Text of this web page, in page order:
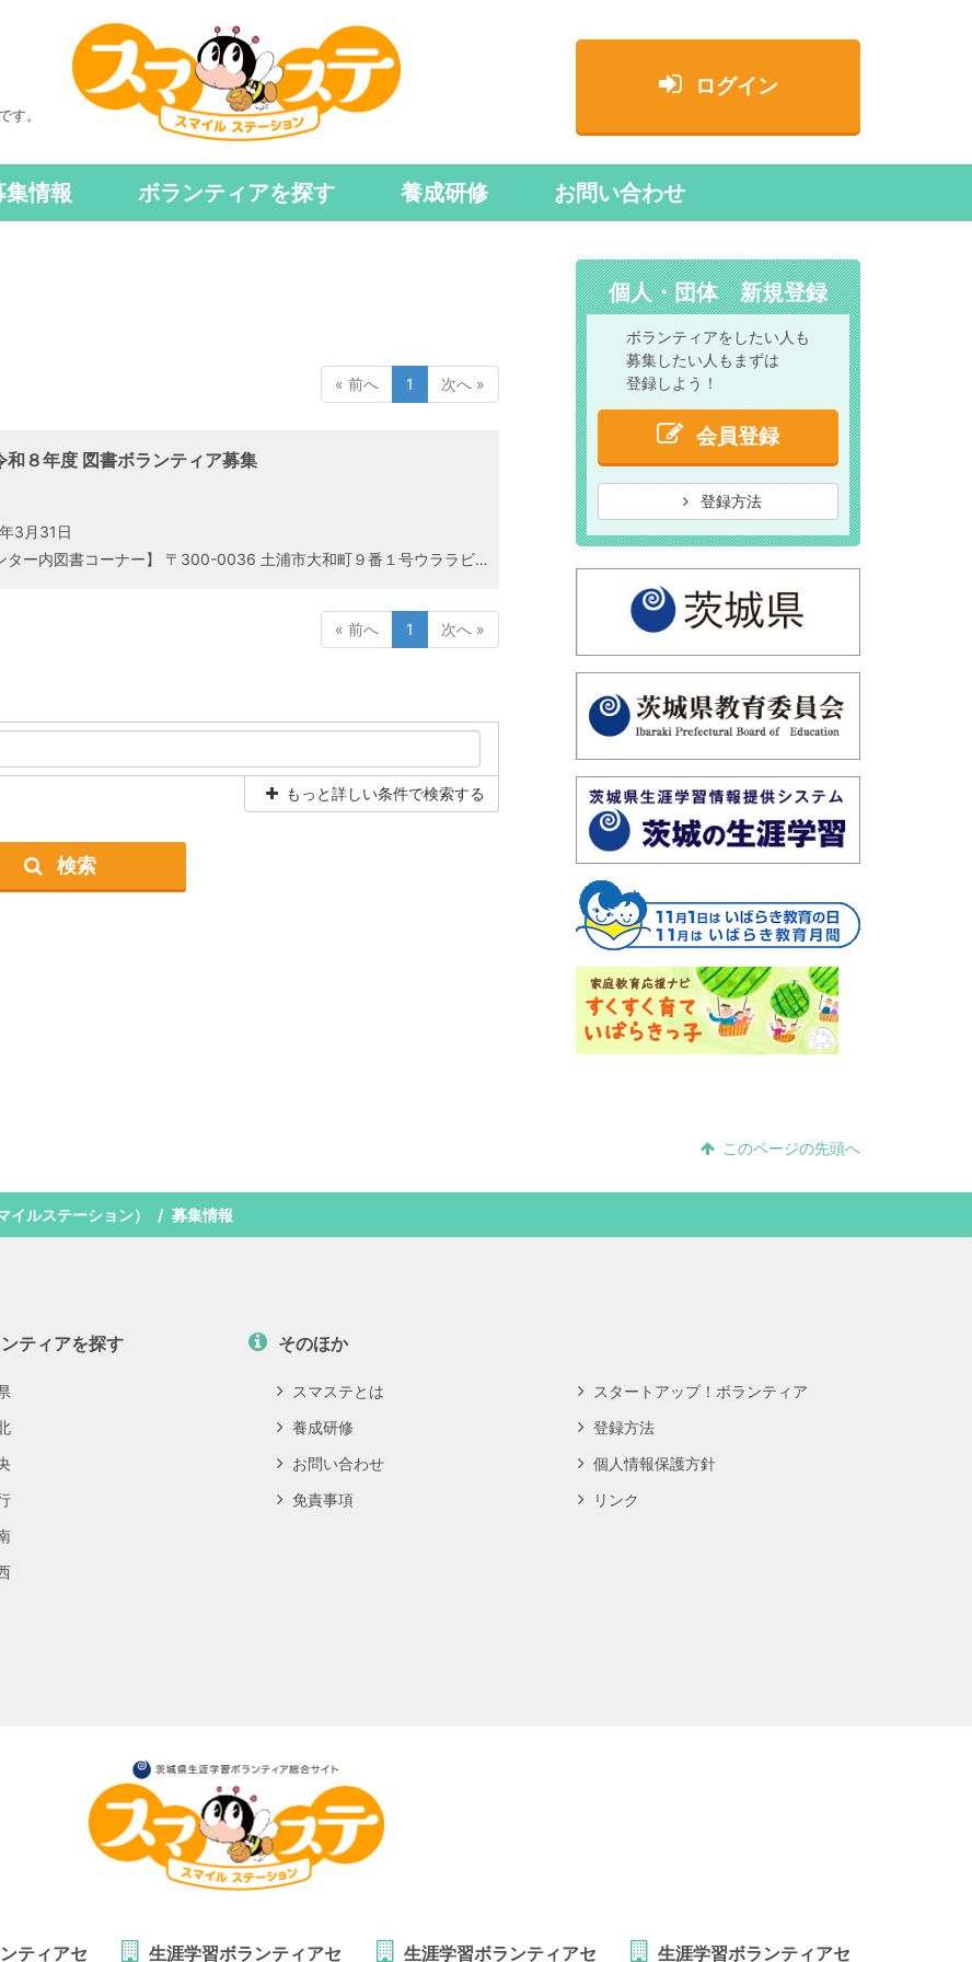
す。
ログイン
集情報 ボランティアを探す 養成研修 お問い合わせ
« 前へ 1 次へ »
和８年度 図書ボランティア募集
3月31日
【活動場所】 【茨城県県南生涯学習センター内図書コーナー】 〒300-0036 土浦市大和町９番１号ウララビル５階 tel：029-826-1101 fax：029-826-1728 e-mail：info@kennan.gakusyu.ibk.ed.jp 担当 永井、西野
« 前へ 1 次へ »
もっと詳しい条件で検索する
検索
個人・団体 新規登録
ボランティアをしたい人も
募集したい人もまずは
登録しよう！
会員登録
登録方法
このページの先頭へ
ルステーション） 募集情報
ティアを探す そのほか
スマステとは
スタートアップ！ボランティア
養成研修
登録方法
お問い合わせ
個人情報保護方針
免責事項
リンク
ティアセ 生涯学習ボランティアセ 生涯学習ボランティアセ 生涯学習ボランティアセ